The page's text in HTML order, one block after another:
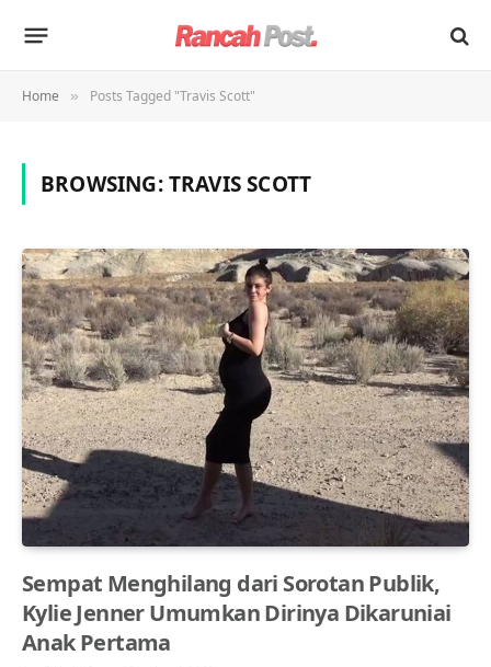
Home » Posts Tagged "Travis Scott"
BROWSING:TRAVIS SCOTT
Sempat Menghilang dari Sorotan Publik,
Kylie Jenner Umumkan Dirinya Dikaruniai
Anak Pertama